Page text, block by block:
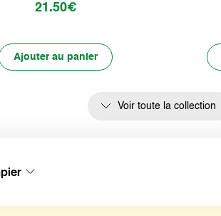
21.50€
Ajouter au panier
Voir toute la collection